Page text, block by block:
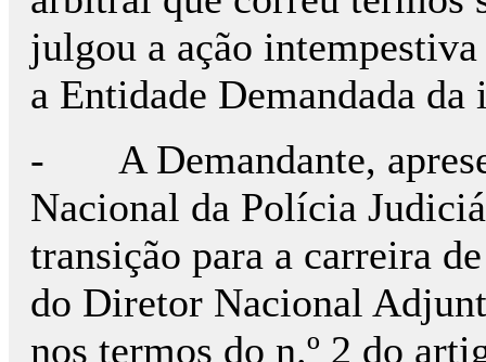
julgou a ação
a Entidade Demandada da
- A Demandante,
Nacional da Polícia
transição para a carreira
do Diretor Nacional
nos termos do n.º 2 do